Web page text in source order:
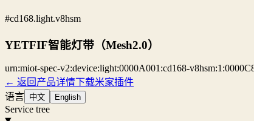
#cd168.light.v8hsm
YETFIF智能灯带（Mesh2.0）
urn:miot-spec-v2:device:light:0000A001:cd168-
← 返回产品详情下载米家插件
语言 中文 English
Service tree